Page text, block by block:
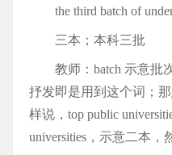
the third batch of
三本；本科三批
教师：batch 示意批
抒发即是用到这个词；
样说，top public
universities，示意二本，